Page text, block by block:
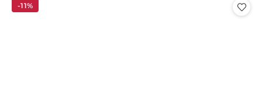
promocyjna:
przed
-11%